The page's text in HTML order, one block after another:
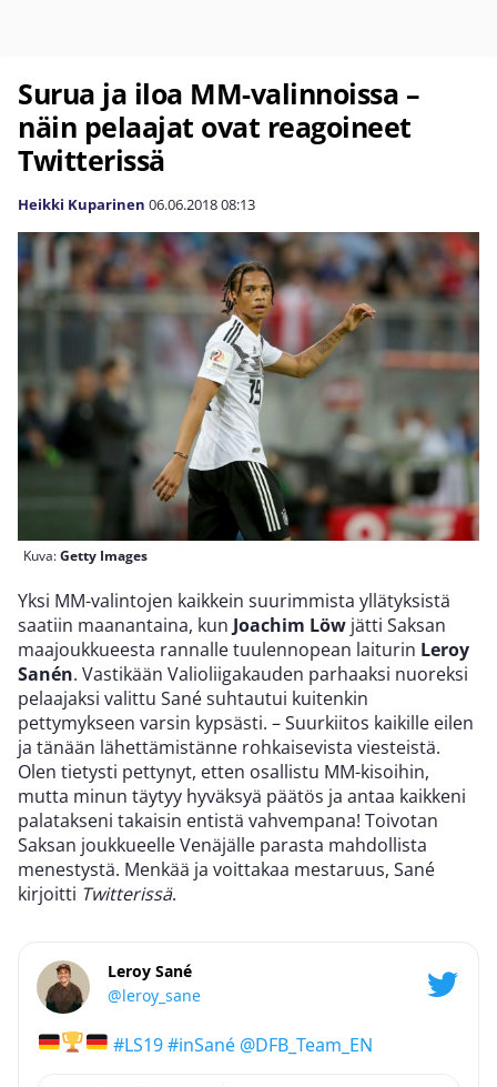
Surua ja iloa MM-valinnoissa –
näin pelaajat ovat reagoineet
Twitterissä
Heikki Kuparinen 06.06.201808:13
Kuva:Getty Images
Yksi MM-valintojen kaikkein suurimmista yllätyksistä
saatiin maanantaina, kun Joachim Löw jätti Saksan
maajoukkueesta rannalle tuulennopean laiturin Leroy
Sanén. Vastikään Valioliigakauden parhaaksi nuoreksi
pelaajaksi valittu Sané suhtautui kuitenkin
pettymykseen varsin kypsästi. – Suurkiitos kaikille eilen
ja tänään lähettämistänne rohkaisevista viesteistä.
Olen tietysti pettynyt, etten osallistu MM-kisoihin,
mutta minun täytyy hyväksyä päätös ja antaa kaikkeni
palatakseni takaisin entistä vahvempana! Toivotan
Saksan joukkueelle Venäjälle parasta mahdollista
menestystä. Menkää ja voittakaa mestaruus, Sané
kirjoitti Twitterissä.
Leroy Sané
@leroy_sane
#LS19#inSané @DFB_Team_EN